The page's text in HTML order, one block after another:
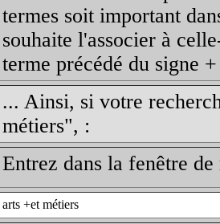
termes soit important
souhaite l'associer à
terme précédé du signe
... Ainsi, si votre
métiers", :
Entrez dans la fenêtre
arts +et métiers